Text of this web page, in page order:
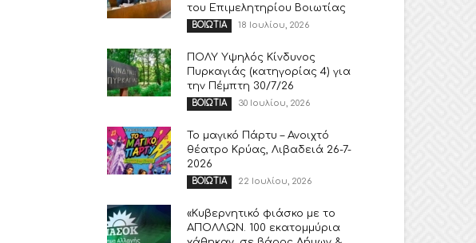
του Επιμελητηρίου Βοιωτίας
ΒΟΙΩΤΙΑ 18 Ιουλίου, 2026
ΠΟΛΥ Υψηλός Κίνδυνος
Πυρκαγιάς (κατηγορίας 4) για
την Πέμπτη 30/7/26
ΒΟΙΩΤΙΑ 30 Ιουλίου, 2026
Το μαγικό Πάρτυ – Ανοιχτό
θέατρο Κρύας, Λιβαδειά 26-7-
2026
ΒΟΙΩΤΙΑ 22 Ιουλίου, 2026
«Κυβερνητικό φιάσκο με το
ΑΠΟΛΛΩΝ. 100 εκατομμύρια